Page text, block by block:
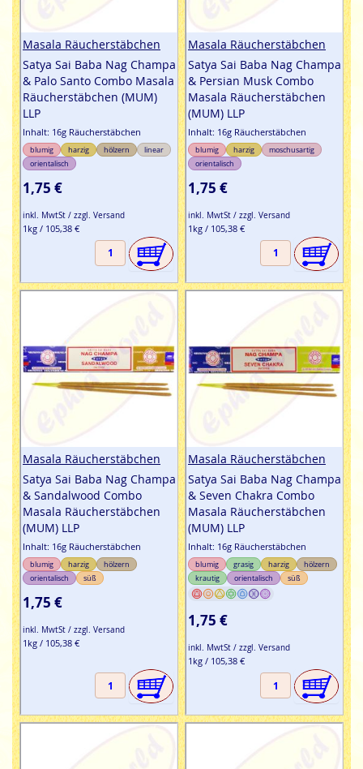
Masala Räucherstäbchen
Satya Sai Baba Nag Champa
& Palo Santo Combo Masala
Räucherstäbchen (MUM)
LLP
Inhalt: 16g Räucherstäbchen
blumig harzig hölzern
linear
orientalisch
1,75 €
inkl. MwtSt / zzgl. Versand
1kg / 105,38 €
Masala Räucherstäbchen
Satya Sai Baba Nag Champa
& Persian Musk Combo
Masala Räucherstäbchen
(MUM) LLP
Inhalt: 16g Räucherstäbchen
blumig harzig
moschusartig
orientalisch
1,75 €
inkl. MwtSt / zzgl. Versand
1kg / 105,38 €
Masala Räucherstäbchen
Satya Sai Baba Nag Champa
& Sandalwood Combo
Masala Räucherstäbchen
(MUM) LLP
Inhalt: 16g Räucherstäbchen
blumig harzig
hölzern
orientalisch
süß
1,75 €
inkl. MwtSt / zzgl. Versand
1kg / 105,38 €
Masala Räucherstäbchen
Satya Sai Baba Nag Champa
& Seven Chakra Combo
Masala Räucherstäbchen
(MUM) LLP
Inhalt: 16g Räucherstäbchen
blumig grasig harzig
hölzern
krautig
orientalisch süß
1,75 €
inkl. MwtSt / zzgl. Versand
1kg / 105,38 €